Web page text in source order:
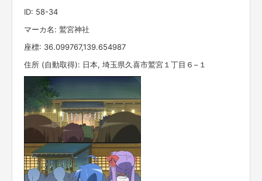
ID: 58-34
マーカ名: 鷲宮神社
座標: 36.099767,139.654987
住所 (自動取得): 日本, 埼玉県久喜市鷲宮１丁目６−１